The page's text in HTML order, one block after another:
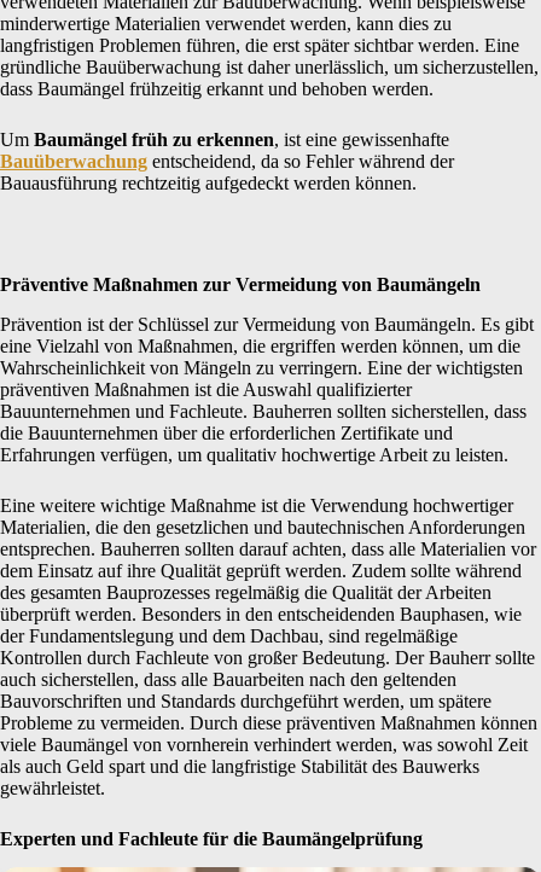
minderwertige Materialien verwendet werden, kann dies zu
langfristigen Problemen führen, die erst später sichtbar werden. Eine
gründliche Bauüberwachung ist daher unerlässlich, um sicherzustellen,
dass Baumängel frühzeitig erkannt und behoben werden.
Um Baumängel früh zu erkennen, ist eine gewissenhafte
Bauüberwachung entscheidend, da so Fehler während der
Bauausführung rechtzeitig aufgedeckt werden können.
Präventive Maßnahmen zur Vermeidung von Baumängeln
Prävention ist der Schlüssel zur Vermeidung von Baumängeln. Es gibt
eine Vielzahl von Maßnahmen, die ergriffen werden können, um die
Wahrscheinlichkeit von Mängeln zu verringern. Eine der wichtigsten
präventiven Maßnahmen ist die Auswahl qualifizierter
Bauunternehmen und Fachleute. Bauherren sollten sicherstellen, dass
die Bauunternehmen über die erforderlichen Zertifikate und
Erfahrungen verfügen, um qualitativ hochwertige Arbeit zu leisten.
Eine weitere wichtige Maßnahme ist die Verwendung hochwertiger
Materialien, die den gesetzlichen und bautechnischen Anforderungen
entsprechen. Bauherren sollten darauf achten, dass alle Materialien vor
dem Einsatz auf ihre Qualität geprüft werden. Zudem sollte während
des gesamten Bauprozesses regelmäßig die Qualität der Arbeiten
überprüft werden. Besonders in den entscheidenden Bauphasen, wie
der Fundamentslegung und dem Dachbau, sind regelmäßige
Kontrollen durch Fachleute von großer Bedeutung. Der Bauherr sollte
auch sicherstellen, dass alle Bauarbeiten nach den geltenden
Bauvorschriften und Standards durchgeführt werden, um spätere
Probleme zu vermeiden. Durch diese präventiven Maßnahmen können
viele Baumängel von vornherein verhindert werden, was sowohl Zeit
als auch Geld spart und die langfristige Stabilität des Bauwerks
gewährleistet.
Experten und Fachleute für die Baumängelprüfung